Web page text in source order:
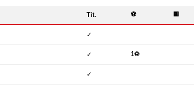
Tit. ⚽ 🟨
✓
✓ 1⚽
✓